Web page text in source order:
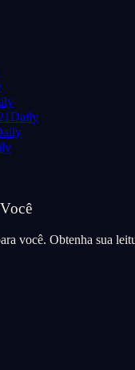
Daily
você. Obtenha sua